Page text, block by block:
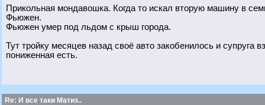
Прикольная мондавошка. Когда то искал вторую машину в
Фьюжен.
Фьюжен умер под льдом с крыш города.
Тут тройку месяцев назад своё авто закобенилось и супруга
пониженная есть.
Re: И все таки Матиз..